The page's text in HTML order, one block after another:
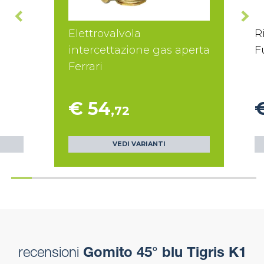
Elettrovalvola
intercettazione gas aperta
Ferrari
€ 54,72
VEDI VARIANTI
recensioni Gomito 45° blu Tigris K1